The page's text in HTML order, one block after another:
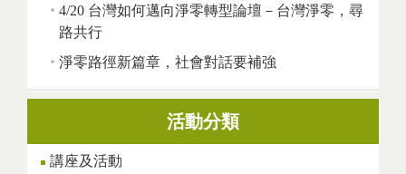
4/20 台灣如何邁向淨零轉型論壇－台灣淨零，尋
路共行
淨零路徑新篇章，社會對話要補強
活動分類
講座及活動